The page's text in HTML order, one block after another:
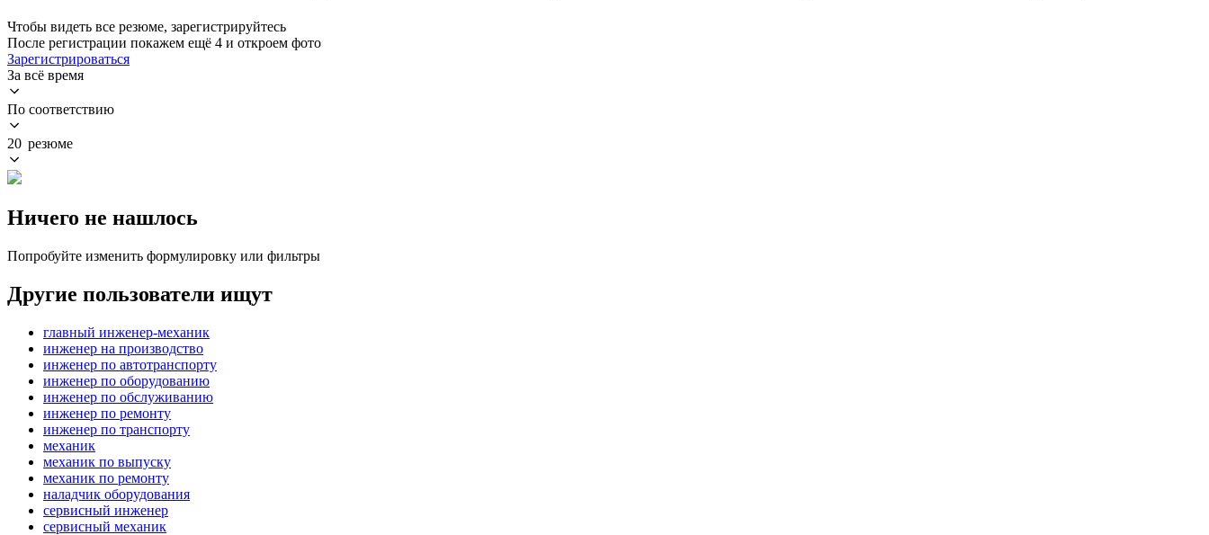
Чтобы видеть все резюме, зарегистрируйтесь
После регистрации покажем ещё 4 и откроем фото
Зарегистрироваться
За всё время
По соответствию
20 резюме
Ничего не нашлось
Попробуйте изменить формулировку или фильтры
Другие пользователи ищут
главный инженер-механик
инженер на производство
инженер по автотранспорту
инженер по оборудованию
инженер по обслуживанию
инженер по ремонту
инженер по транспорту
механик
механик по выпуску
механик по ремонту
наладчик оборудования
сервисный инженер
сервисный механик